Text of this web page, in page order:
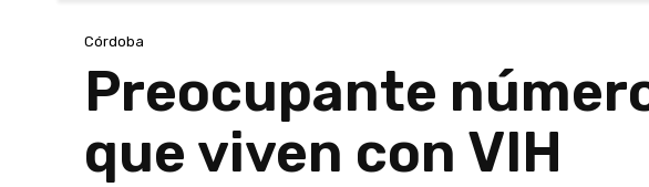
Córdoba
Preocupante
que viven con VIH